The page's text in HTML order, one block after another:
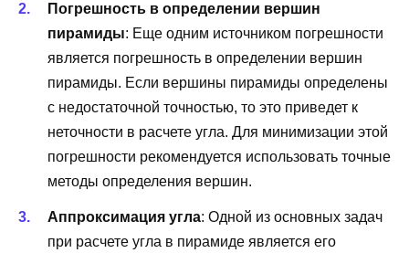
Погрешность в определении вершин
пирамиды: Еще одним источником погрешности
является погрешность в определении вершин
пирамиды. Если вершины пирамиды определены
с недостаточной точностью, то это приведет к
неточности в расчете угла. Для минимизации этой
погрешности рекомендуется использовать точные
методы определения вершин.
Аппроксимация угла: Одной из основных задач
при расчете угла в пирамиде является его